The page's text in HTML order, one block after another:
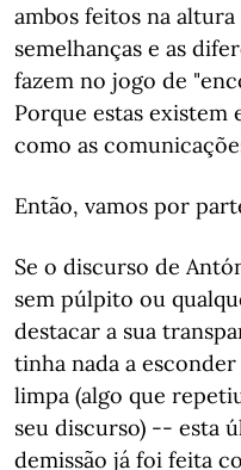
ambos feitos na
semelhanças e as
fazem no jogo de
Porque estas
como as
Então, vamos por
Se o discurso de
sem púlpito ou
destacar a sua
tinha nada a
limpa (algo que
seu discurso) -- esta
demissão já foi feita